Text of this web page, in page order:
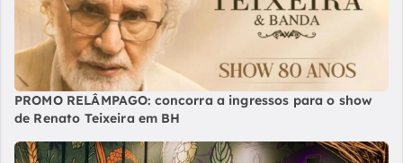
PROMO RELÂMPAGO: concorra a ingressos para o show
de Renato Teixeira em BH